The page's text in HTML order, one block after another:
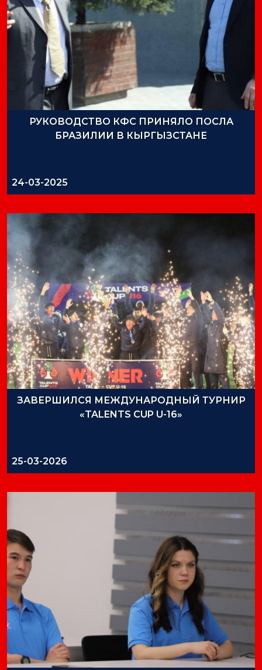
РУКОВОДСТВО КФС ПРИНЯЛО ПОСЛА
БРАЗИЛИИ В КЫРГЫЗСТАНЕ
24-03-2025
ЗАВЕРШИЛСЯ МЕЖДУНАРОДНЫЙ ТУРНИР
«TALENTS CUP U-16»
25-03-2026